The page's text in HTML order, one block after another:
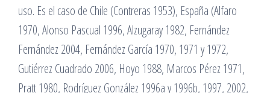
uso. Es el caso de Chile (Contreras 1953), España (Alfaro
1970, Alonso Pascual 1996, Alzugaray 1982, Fernández
Fernández 2004, Fernández García 1970, 1971 y 1972,
Gutiérrez Cuadrado 2006, Hoyo 1988, Marcos Pérez 1971,
Pratt 1980, Rodríguez González 1996a y 1996b, 1997, 2002,